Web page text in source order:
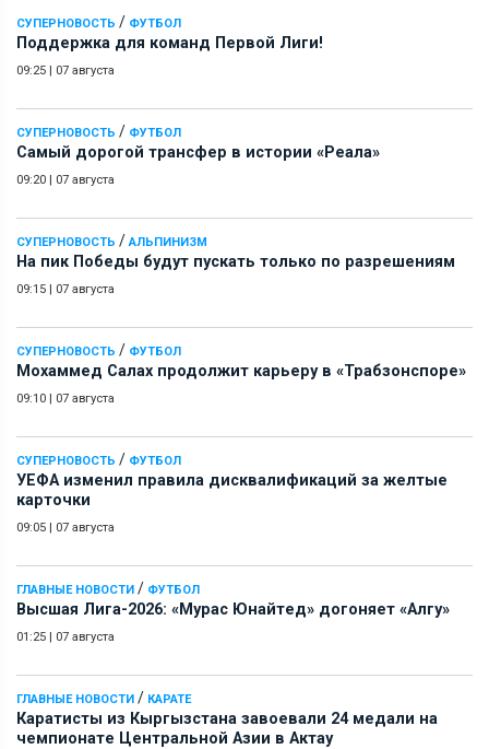
СУПЕРНОВОСТЬ / ФУТБОЛ
Поддержка для команд Первой Лиги!
09:25 | 07 августа
СУПЕРНОВОСТЬ / ФУТБОЛ
Самый дорогой трансфер в истории «Реала»
09:20 | 07 августа
СУПЕРНОВОСТЬ / АЛЬПИНИЗМ
На пик Победы будут пускать только по разрешениям
09:15 | 07 августа
СУПЕРНОВОСТЬ / ФУТБОЛ
Мохаммед Салах продолжит карьеру в «Трабзонспоре»
09:10 | 07 августа
СУПЕРНОВОСТЬ / ФУТБОЛ
УЕФА изменил правила дисквалификаций за желтые
карточки
09:05 | 07 августа
ГЛАВНЫЕ НОВОСТИ / ФУТБОЛ
Высшая Лига-2026: «Мурас Юнайтед» догоняет «Алгу»
01:25 | 07 августа
ГЛАВНЫЕ НОВОСТИ / КАРАТЕ
Каратисты из Кыргызстана завоевали 24 медали на
чемпионате Центральной Азии в Актау